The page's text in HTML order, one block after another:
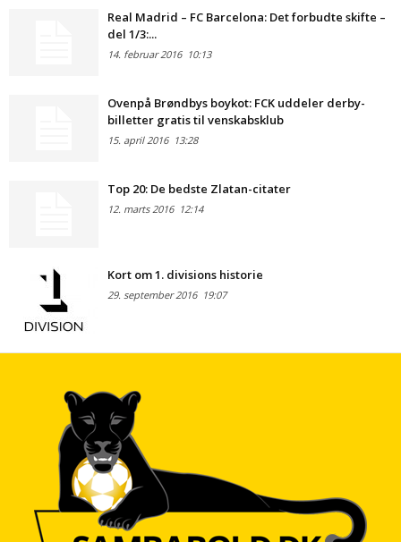
Real Madrid – FC Barcelona: Det forbudte skifte –
del 1/3:...
14. februar 201610:13
Ovenpå Brøndbys boykot: FCK uddeler derby-
billetter gratis til venskabsklub
15. april 201613:28
Top 20: De bedste Zlatan-citater
12. marts 201612:14
Kort om 1. divisions historie
29. september 201619:07